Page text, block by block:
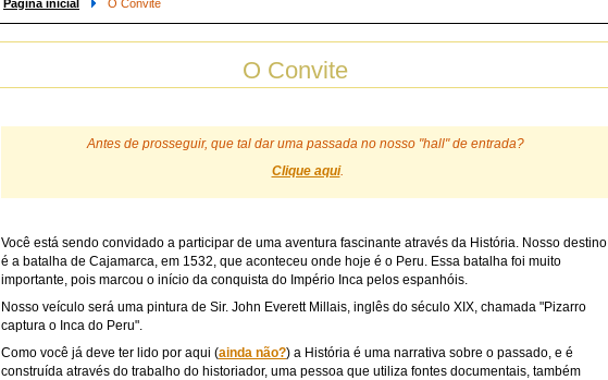
Página inicial O Convite
O Convite
Antes de prosseguir, que tal dar uma passada no nosso "hall" de entrada?
Clique aqui.
Você está sendo convidado a participar de uma aventura fascinante através da História. Nosso destino
é a batalha de Cajamarca, em 1532, que aconteceu onde hoje é o Peru. Essa batalha foi muito
importante, pois marcou o início da conquista do Império Inca pelos espanhóis.
Nosso veículo será uma pintura de Sir. John Everett Millais, inglês do século XIX, chamada "Pizarro
captura o Inca do Peru".
Como você já deve ter lido por aqui (ainda não?) a História é uma narrativa sobre o passado, e é
construída através do trabalho do historiador, uma pessoa que utiliza fontes documentais, também